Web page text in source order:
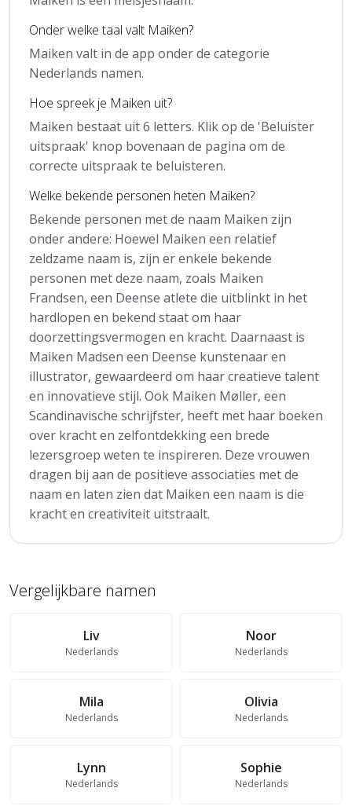
Onder welke taal valt Maiken?
Maiken valt in de app onder de categorie
Nederlands namen.
Hoe spreek je Maiken uit?
Maiken bestaat uit 6 letters. Klik op de 'Beluister
uitspraak' knop bovenaan de pagina om de
correcte uitspraak te beluisteren.
Welke bekende personen heten Maiken?
Bekende personen met de naam Maiken zijn
onder andere: Hoewel Maiken een relatief
zeldzame naam is, zijn er enkele bekende
personen met deze naam, zoals Maiken
Frandsen, een Deense atlete die uitblinkt in het
hardlopen en bekend staat om haar
doorzettingsvermogen en kracht. Daarnaast is
Maiken Madsen een Deense kunstenaar en
illustrator, gewaardeerd om haar creatieve talent
en innovatieve stijl. Ook Maiken Møller, een
Scandinavische schrijfster, heeft met haar boeken
over kracht en zelfontdekking een brede
lezersgroep weten te inspireren. Deze vrouwen
dragen bij aan de positieve associaties met de
naam en laten zien dat Maiken een naam is die
kracht en creativiteit uitstraalt.
Vergelijkbare namen
Liv
Nederlands
Noor
Nederlands
Mila
Nederlands
Olivia
Nederlands
Lynn
Nederlands
Sophie
Nederlands